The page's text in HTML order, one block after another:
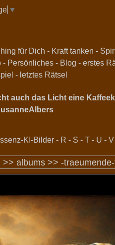
▼
für Dich - Kraft tanken -
- Persönliches- Blog - erstes
- letztes Rätsel
auch das Licht eine
KI-Bilder - R - S - T - U - V
>> albums >> -